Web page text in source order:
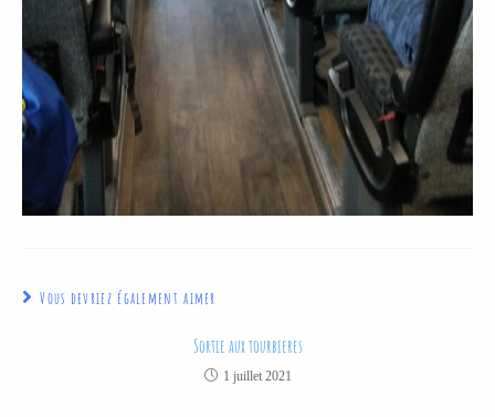
Article précédent
parc des oiseaux à villars les dombes
Article suivant
JDA Mag n°23
Vous devriez également aimer
Sortie aux tourbieres
1 juillet 2021